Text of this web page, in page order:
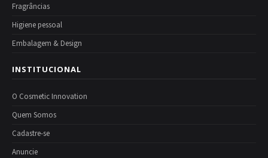
Fragrâncias
Higiene pessoal
Embalagem & Design
INSTITUCIONAL
O Cosmetic Innovation
Quem Somos
Cadastre-se
Anuncie